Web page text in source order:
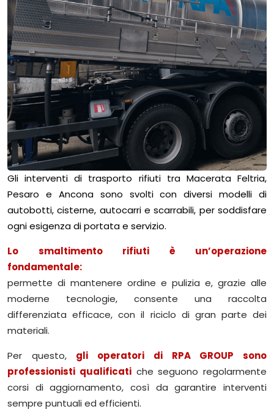
Gli interventi di trasporto rifiuti tra Macerata Feltria,
Pesaro e Ancona sono svolti con diversi modelli di
autobotti, cisterne, autocarri e scarrabili, per soddisfare
ogni esigenza di portata e servizio.
Lo smaltimento rifiuti è un’operazione
fondamentale:
permette di mantenere ordine e pulizia e, grazie alle
moderne tecnologie, consente una raccolta
differenziata efficace, con il riciclo di gran parte dei
materiali.
Per questo, gli operatori di RPA GROUP sono
professionisti qualificatiche seguono regolarmente
corsi di aggiornamento, così da garantire interventi
sempre puntuali ed efficienti.